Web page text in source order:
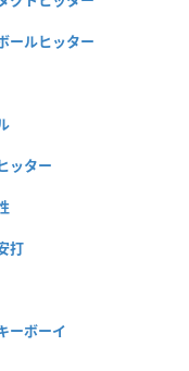
ールヒッター
ッター
打
ーボーイ